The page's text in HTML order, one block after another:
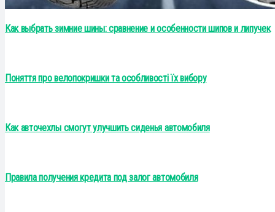
Как выбрать зимние шины: сравнение и особенности шипов и липучек
Поняття про велопокришки та особливості їх вибору
Как авточехлы смогут улучшить сиденья автомобиля
Правила получения кредита под залог автомобиля